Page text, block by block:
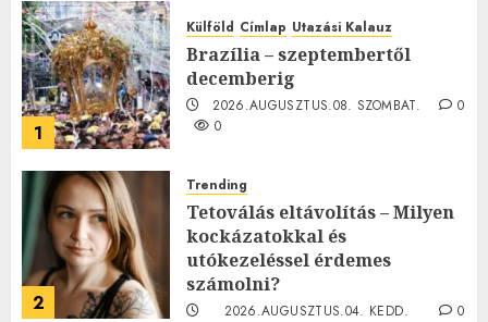
1
Külföld Címlap Utazási Kalauz
Brazília – szeptembertől
decemberig
2026.AUGUSZTUS.08. SZOMBAT.
0
0
2
Trending
Tetoválás eltávolítás – Milyen
kockázatokkal és
utókezeléssel érdemes
számolni?
2026.AUGUSZTUS.04. KEDD.
0